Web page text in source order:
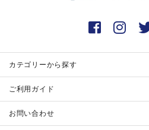
カテゴリーから探す
ご利用ガイド
お問い合わせ